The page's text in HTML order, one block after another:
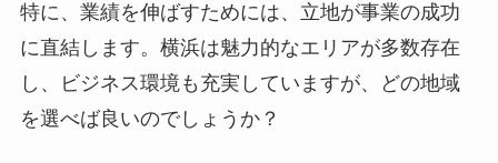
特に、業績を伸ばすためには、立地が事業の成功
に直結します。横浜は魅力的なエリアが多数存在
し、ビジネス環境も充実していますが、どの地域
を選べば良いのでしょうか？